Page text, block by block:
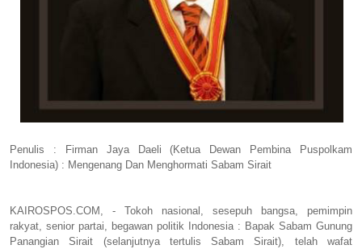
Penulis : Firman Jaya Daeli (Ketua Dewan Pembina Puspolkam
Indonesia) : Mengenang Dan Menghormati Sabam Sirait
KAIROSPOS.COM, - Tokoh nasional, sesepuh bangsa, pemimpin
rakyat, senior partai, begawan politik Indonesia : Bapak Sabam Gunung
Panangian Sirait (selanjutnya tertulis Sabam Sirait), telah wafat